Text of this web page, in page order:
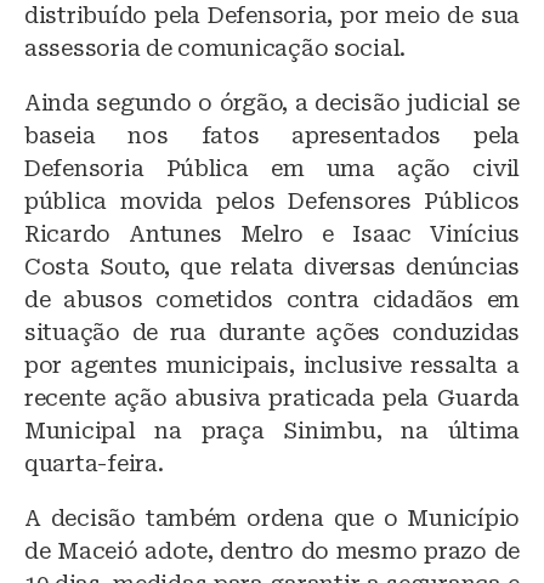
distribuído pela Defensoria, por meio de sua
assessoria de comunicação social.
Ainda segundo o órgão, a decisão judicial se
baseia nos fatos apresentados pela
Defensoria Pública em uma ação civil
pública movida pelos Defensores Públicos
Ricardo Antunes Melro e Isaac Vinícius
Costa Souto, que relata diversas denúncias
de abusos cometidos contra cidadãos em
situação de rua durante ações conduzidas
por agentes municipais, inclusive ressalta a
recente ação abusiva praticada pela Guarda
Municipal na praça Sinimbu, na última
quarta-feira.
A decisão também ordena que o Município
de Maceió adote, dentro do mesmo prazo de